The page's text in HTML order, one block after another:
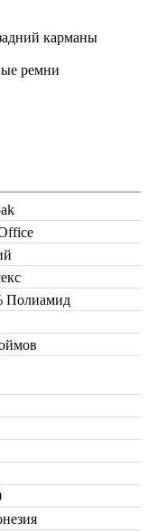
карманы
ремни
Полиамид